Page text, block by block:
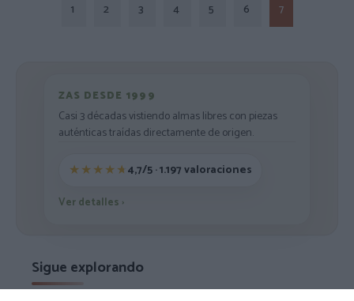
1 2 3 4 5 6 7
ZAS DESDE 1999
Casi 3 décadas vistiendo almas libres con piezas
auténticas traídas directamente de origen.
4,7/5 · 1.197 valoraciones
Ver detalles ›
Sigue explorando